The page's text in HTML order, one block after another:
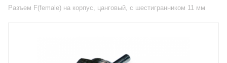
Разъем F(female) на корпус, цанговый, с шестигранником 11 мм